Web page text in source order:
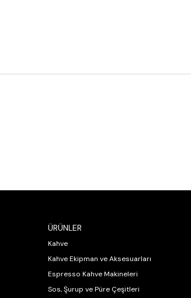
ÜRÜNLER
Kahve
Kahve Ekipman ve Aksesuarları
Espresso Kahve Makineleri
Sos, Şurup ve Püre Çeşitleri